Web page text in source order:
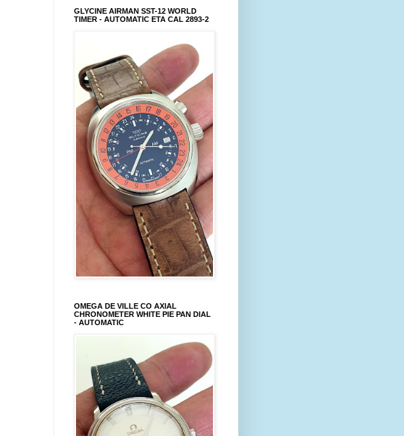
GLYCINE AIRMAN SST-12 WORLD
TIMER - AUTOMATIC ETA CAL 2893-2
OMEGA DE VILLE CO AXIAL
CHRONOMETER WHITE PIE PAN DIAL
- AUTOMATIC